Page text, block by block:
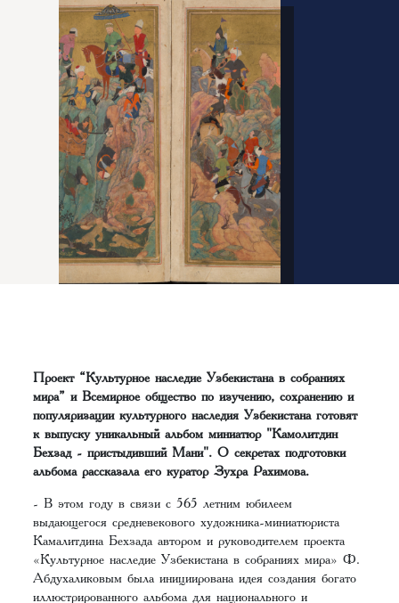
Проект “Культурное наследие Узбекистана в собраниях
мира” и Всемирное общество по изучению, сохранению и
популяризации культурного наследия Узбекистана готовят
к выпуску уникальный альбом миниатюр "Камолитдин
Бехзад - пристыдивший Мани". О секретах подготовки
альбома рассказала его куратор Зухра Рахимова.
- В этом году в связи с 565 летним юбилеем
выдающегося средневекового художника-миниатюриста
Камалитдина Бехзада автором и руководителем проекта
«Культурное наследие Узбекистана в собраниях мира» Ф.
Абдухаликовым была инициирована идея создания богато
иллюстрированного альбома для национального и